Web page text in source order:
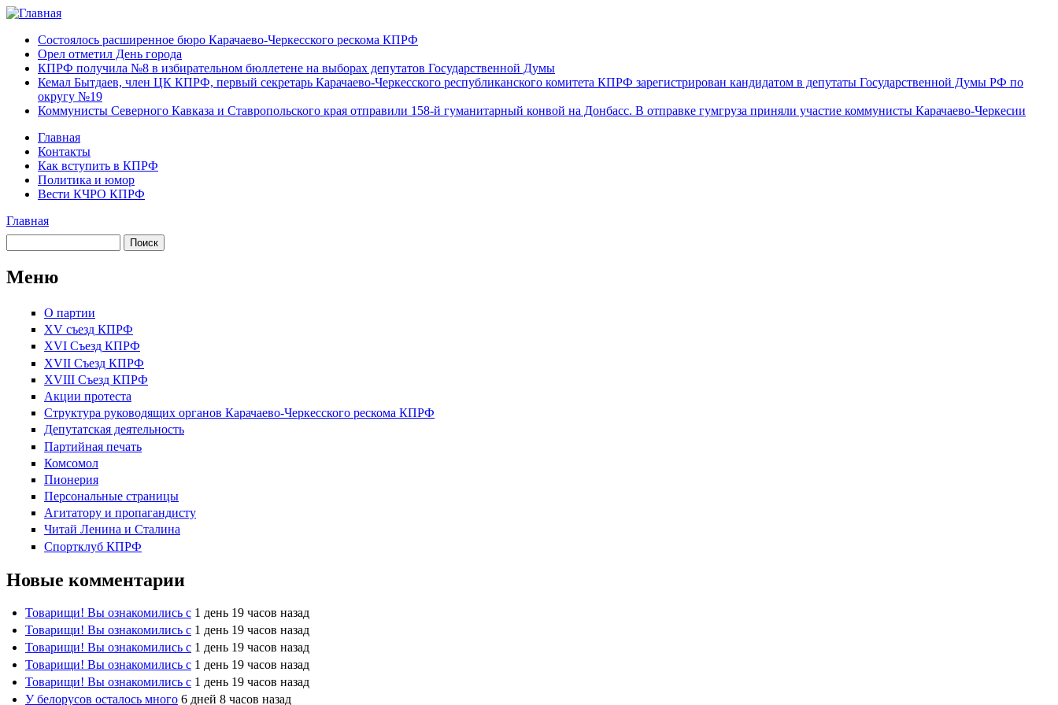
Перейти к основному содержанию
Черкесское
республиканское
отделение
Коммунистической
партии Российской
Федерации
аргументы,
факты
Состоялось расширенное бюро Карачаево-Черкесского рескома КПРФ
Орел отметил День города
КПРФ получила №8 в избирательном бюллетене на выборах депутатов Государственной Думы
Кемал Бытдаев, член ЦК КПРФ, первый секретарь Карачаево-Черкесского республиканского комитета КПРФ зарегистрирован кандидатом в депутаты Государственной Думы РФ по
округу №19
Коммунисты Северного Кавказа и Ставропольского края отправили 158-й гуманитарный конвой на Донбасс. В отправке гумгруза приняли участие коммунисты Карачаево-Черкесии
Главное меню
Главная
Контакты
Как вступить в КПРФ
Политика и юмор
Вести КЧРО КПРФ
Вы здесь
Главная
Меню
О партии
XV съезд КПРФ
XVI Съезд КПРФ
XVII Cъезд КПРФ
XVIII Cъезд КПРФ
Акции протеста
Структура руководящих органов Карачаево-Черкесского рескома КПРФ
Депутатская деятельность
Партийная печать
Комсомол
Пионерия
Персональные страницы
Агитатору и пропагандисту
Читай Ленина и Сталина
Спортклуб КПРФ
Новые комментарии
Товарищи! Вы ознакомились с 1 день 19 часов назад
Товарищи! Вы ознакомились с 1 день 19 часов назад
Товарищи! Вы ознакомились с 1 день 19 часов назад
Товарищи! Вы ознакомились с 1 день 19 часов назад
Товарищи! Вы ознакомились с 1 день 19 часов назад
У белорусов осталось много 6 дней 8 часов назад